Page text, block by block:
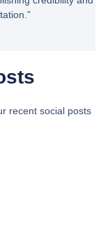
recent social posts